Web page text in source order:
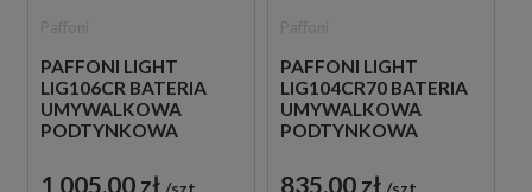
PAFFONI LIGHT
LIG106CR BATERIA
UMYWALKOWA
PODTYNKOWA
CHROM
1 005,00 zł
PAFFONI LIGHT
LIG104CR70 BATERIA
UMYWALKOWA
PODTYNKOWA
CHROM
835,00 zł